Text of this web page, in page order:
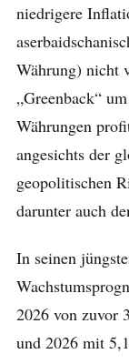
niedrigere
Währung) nicht
„Greenback“
Währungen
angesichts der
geopolitischen
darunter auch
In seinen
2026 von zuvor
und 2026 mit